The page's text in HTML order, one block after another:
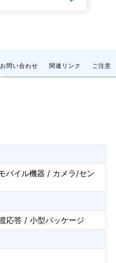
お問い合わせ 関連リンク ご注意
バイル機器 / カメラ/セン
応答 / 小型パッケージ